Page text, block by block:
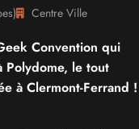
) Centre Ville
Convention qui
Polydome, le tout
à Clermont-Ferrand !